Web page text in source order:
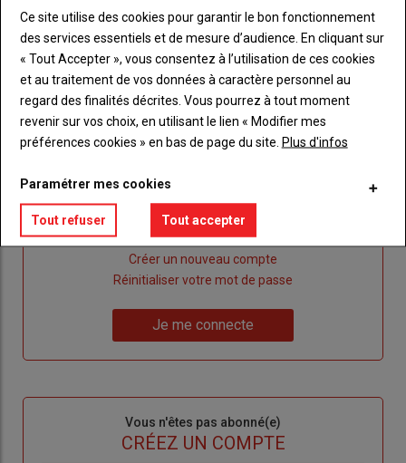
Publicité
Sous-
titre
Vous êtes abonné(e)
IDENTIFIEZ-VOUS
Body
Connectez-vous à votre compte pour profiter
de votre abonnement
Créer un nouveau compte
de
Réinitialiser votre mot de passe
me
Je me connecte
Vous n'êtes pas abonné(e)
CRÉEZ UN COMPTE
Ce site utilise des cookies pour garantir le bon fonctionnement
des services essentiels et de mesure d’audience. En cliquant sur
« Tout Accepter », vous consentez à l’utilisation de ces cookies
et au traitement de vos données à caractère personnel au
regard des finalités décrites. Vous pourrez à tout moment
revenir sur vos choix, en utilisant le lien « Modifier mes
préférences cookies » en bas de page du site. Plus d'infos
Paramétrer mes cookies
Tout refuser Tout accepter